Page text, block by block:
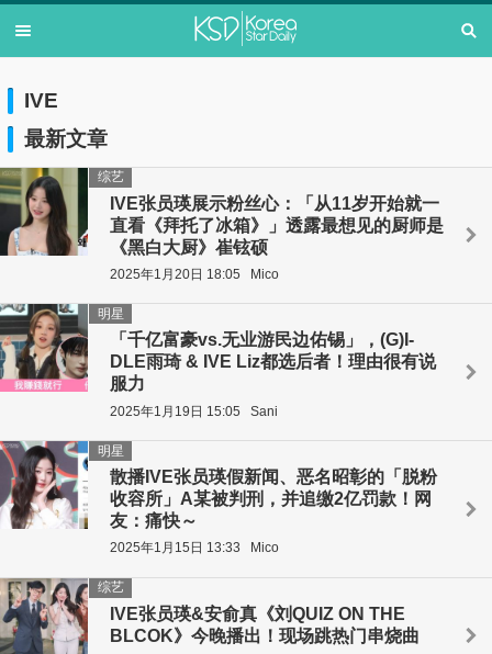
IVE
最新文章
IVE张员瑛展示粉丝心：「从11岁开始就一
直看《拜托了冰箱》」透露最想见的厨师是
《黑白大厨》崔铉硕
综艺
2025年1月20日 18:05 Mico
「千亿富豪vs.无业游民边佑锡」，(G)I-
DLE雨琦 & IVE Liz都选后者！理由很有说
服力
明星
2025年1月19日 15:05 Sani
散播IVE张员瑛假新闻、恶名昭彰的「脱粉
收容所」A某被判刑，并追缴2亿罚款！网
友：痛快～
明星
2025年1月15日 13:33 Mico
IVE张员瑛&安俞真《刘QUIZ ON THE
BLCOK》今晚播出！现场跳热门串烧曲
综艺